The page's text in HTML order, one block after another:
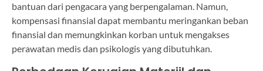
bantuan dari pengacara yang berpengalaman. Namun,
kompensasi finansial dapat membantu meringankan beban
finansial dan memungkinkan korban untuk mengakses
perawatan medis dan psikologis yang dibutuhkan.